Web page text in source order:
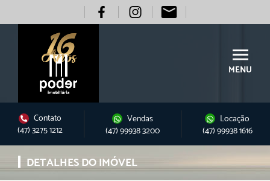
MENU
Contato
(47) 3275 1212
Vendas
(47) 99938 3200
Locação
(47) 99938 1616
DETALHES DO IMÓVEL